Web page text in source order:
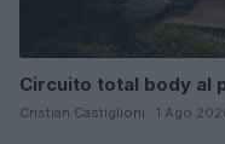
Circuito total body al
Cristian Castiglioni · 1 Ago